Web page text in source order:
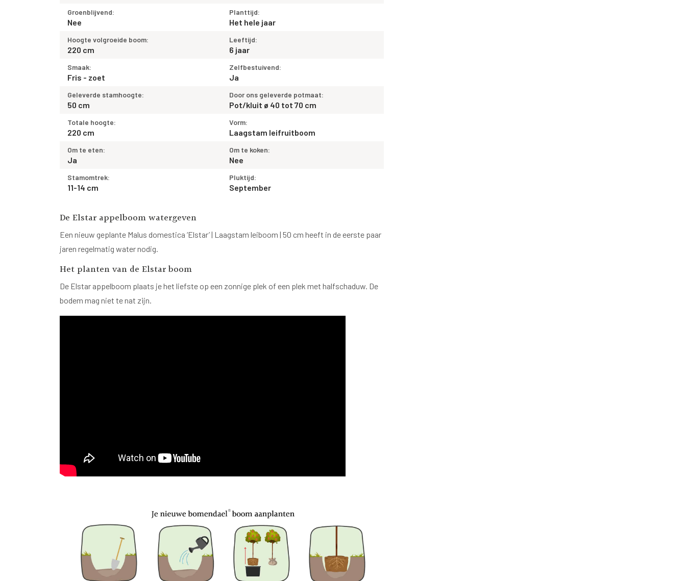
Groenblijvend:
Nee
Planttijd:
Het hele jaar
Hoogte volgroeide boom:
220 cm
Leeftijd:
6 jaar
Smaak:
Fris - zoet
Zelfbestuivend:
Ja
Geleverde stamhoogte:
50 cm
Door ons geleverde potmaat:
Pot/kluit ø 40 tot 70 cm
Totale hoogte:
220 cm
Vorm:
Laagstam leifruitboom
Om te eten:
Ja
Om te koken:
Nee
Stamomtrek:
11-14 cm
Pluktijd:
September
De Elstar appelboom watergeven
Een nieuw geplante Malus domestica ‘Elstar’ | Laagstam leiboom | 50 cm heeft in de eerste paar
jaren regelmatig water nodig.
Het planten van de Elstar boom
De Elstar appelboom plaats je het liefste op een zonnige plek of een plek met halfschaduw. De
bodem mag niet te nat zijn.